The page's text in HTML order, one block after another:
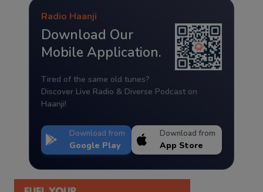
Radio Haanji
Download Our
Mobile Application.
Tired of the same old tunes?
Discover Live Radio & Diverse Podcast on
Haanji!
Download from
Google Play
Download from
App Store